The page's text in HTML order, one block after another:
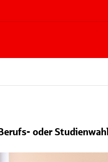
oder Studienwahl